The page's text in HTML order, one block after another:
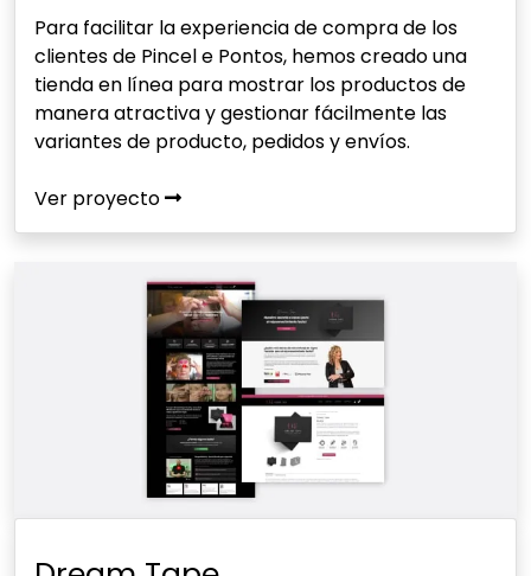
Para facilitar la experiencia de compra de los
clientes de Pincel e Pontos, hemos creado una
tienda en línea para mostrar los productos de
manera atractiva y gestionar fácilmente las
variantes de producto, pedidos y envíos.
Ver proyecto